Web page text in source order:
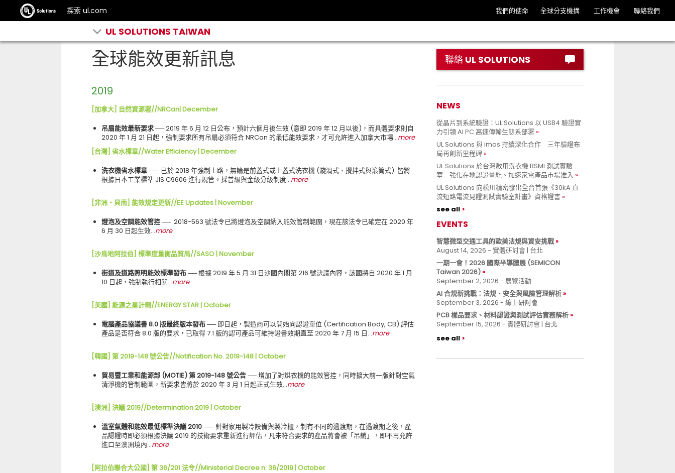
探索 ul.com 我們的使命 全球分支機搆 工作機會 聯絡我們
UL SOLUTIONS TAIWAN
全球能效更新訊息
2019
[加拿大] 自然資源署//NRCan| December
吊扇能效最新要求── 2019 年 6 月 12 日公布，預計六個月後生效 (意即 2019 年 12 月以後)，而具體要求則自
2020 年 1 月 21 日起，強制要求所有吊扇必須符合 NRCan 的最低能效要求，才可允許進入加拿大市場…more
[台灣] 省水標章//Water Efficiency | December
洗衣機省水標章── 已於 2018 年強制上路，無論是前蓋式或上蓋式洗衣機 (漩渦式、攪拌式與滾筒式) 皆將
根據日本工業標準 JIS C9606 進行規管。採普級與金級分級制度…more
[非洲‧貝南] 能效規定更新//EE Updates | November
燈泡及空調能效管控── 2018-563 號法令已將燈泡及空調納入能效管制範圍，現在該法令已確定在 2020 年
6 月 30 日起生效…more
[沙烏地阿拉伯] 標準度量衡品質局//SASO | November
街道及道路照明能效標準發布── 根據 2019 年 5 月 31 日沙國內閣第 216 號決議內容，該國將自 2020 年 1 月
10 日起，強制執行相關…more
[美國] 能源之星計劃//ENERGY STAR | October
電腦產品協議書 8.0 版最終版本發布── 即日起，製造商可以開始向認證單位 (Certification Body, CB) 評估
產品是否符合 8.0 版的要求，已取得 7.1 版的認可產品可維持證書效期直至 2020 年 7 月 15 日…more
[韓國] 第 2019-148 號公告//Notification No. 2019-148 | October
貿易暨工業和能源部 (MOTIE) 第 2019-148 號公告── 增加了對烘衣機的能效管控，同時擴大前一版針對空氣
清淨機的管制範圍，新要求皆將於 2020 年 3 月 1 日起正式生效…more
[澳洲] 決議 2019//Determination 2019 | October
溫室氣體和能效最低標準決議 2010 ── 針對家用製冷設備與製冷櫃，制有不同的過渡期，在過渡期之後，產
品認證時即必須根據決議 2019 的技術要求重新進行評估，凡未符合要求的產品將會被「吊銷」，即不再允許
進口至澳洲境內…more
[阿拉伯聯合大公國] 第 36/201 法令//Ministerial Decree n. 36/2019 | October
聯絡 UL SOLUTIONS
NEWS
從晶片到系統驗證：UL Solutions 以 USB4 驗證實
力引領 AI PC 高速傳輸生態系部署
UL Solutions 與 imos 持續深化合作 三年驗證布
局再創新里程碑
UL Solutions 於台灣啟用洗衣機 BSMI 測試實驗
室 強化在地認證量能、加速家電產品市場准入
UL Solutions 向松川精密發出全台首張《30kA 直
流短路電流見證測試實驗室計畫》資格證書
see all
EVENTS
智慧微型交通工具的歐美法規與資安挑戰
August 14, 2026 - 實體研討會 | 台北
一期一會！2026 國際半導體展 (SEMICON
Taiwan 2026)
September 2, 2026 - 展覽活動
AI 合規新挑戰：法規、安全與風險管理解析
September 3, 2026 - 線上研討會
PCB 樣品要求、材料認證與測試評估實務解析
September 15, 2026 - 實體研討會 | 台北
see all